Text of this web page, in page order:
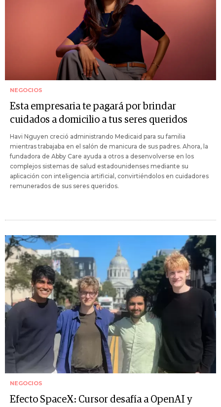
NEGOCIOS
Esta empresaria te pagará por brindar
cuidados a domicilio a tus seres queridos
Havi Nguyen creció administrando Medicaid para su familia
mientras trabajaba en el salón de manicura de sus padres. Ahora, la
fundadora de Abby Care ayuda a otros a desenvolverse en los
complejos sistemas de salud estadounidenses mediante su
aplicación con inteligencia artificial, convirtiéndolos en cuidadores
remunerados de sus seres queridos.
NEGOCIOS
Efecto SpaceX: Cursor desafía a OpenAI y